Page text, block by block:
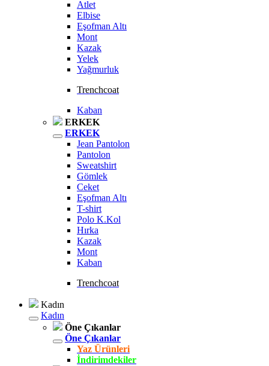
Atlet
Elbise
Eşofman Altı
Mont
Kazak
Yelek
Yağmurluk
Trenchcoat
Kaban
ERKEK
ERKEK
Jean Pantolon
Pantolon
Sweatshirt
Gömlek
Ceket
Eşofman Altı
T-shirt
Polo K.Kol
Hırka
Kazak
Mont
Kaban
Trenchcoat
Kadın
Kadın
Öne Çıkanlar
Öne Çıkanlar
Yaz Ürünleri
İndirimdekiler